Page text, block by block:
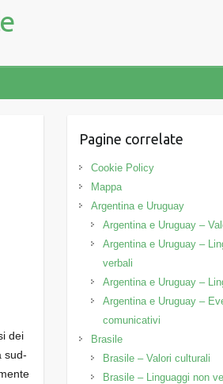
dei
sud-
Pagine correlate
Cookie Policy
Mappa
Argentina e Uruguay
Argentina e Uruguay –
Argentina e Uruguay –
verbali
Argentina e Uruguay –
Argentina e Uruguay –
comunicativi
Brasile
Brasile – Valori culturali
Brasile – Linguaggi non